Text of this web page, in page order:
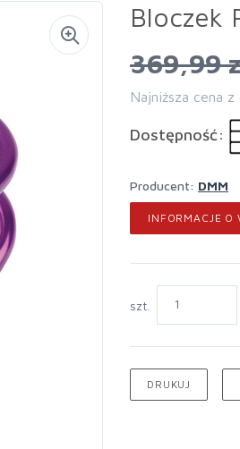
Bloczek
369,99
Najniższa cena
Dostępność:
Producent: DMM
INFORMACJE O
szt.
DRUKUJ